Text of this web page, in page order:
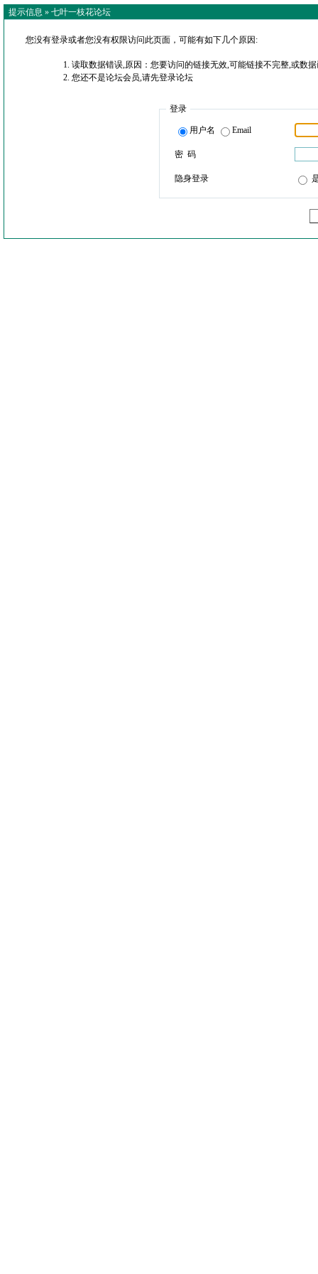
提示信息 » 七叶一枝花论坛
您没有登录或者您没有权限访问此页面，可能有如下几个原因:
读取数据错误,原因：您要访问的链接无效,可能链接不完整,或数
您还不是论坛会员,请先登录论坛
登录
用户名 Email
密 码
隐身登录